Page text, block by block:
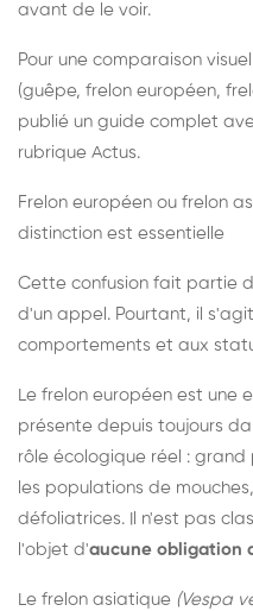
avant de le voir.
Pour une comparaison
(guêpe, frelon européen,
publié un guide complet
rubrique Actus.
Frelon européen ou frelon
distinction est essentielle
Cette confusion fait partie
d'un appel. Pourtant, il
comportements et aux
Le frelon européen est une
présente depuis toujours
rôle écologique réel :
les populations de
défoliatrices. Il n'est pas
l'objet d'aucune obligation
Le frelon asiatique (Vespa